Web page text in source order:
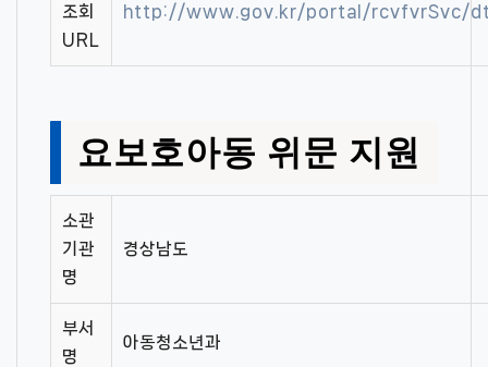
조회
URL
http://www.gov.kr/portal/rcvfvrSvc/
요보호아동 위문 지원
소관
기관
명
경상남도
부서
명
아동청소년과